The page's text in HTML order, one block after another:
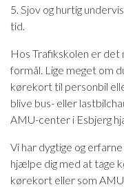
5. Sjov og hurtig
tid.
Hos Trafikskolen er
formål. Lige meget om
kørekort til personbil
blive bus- eller
AMU-center i Esbjerg
Vi har dygtige og
hjælpe dig med at tage
kørekort eller som